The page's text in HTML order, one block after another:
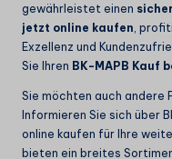
gewährleistet einen
jetzt online kaufen ,
Exzellenz und
Sie Ihren BK-MAPB Kauf
Sie möchten auch andere
Informieren Sie sich über
online kaufen für Ihre
bieten ein breites